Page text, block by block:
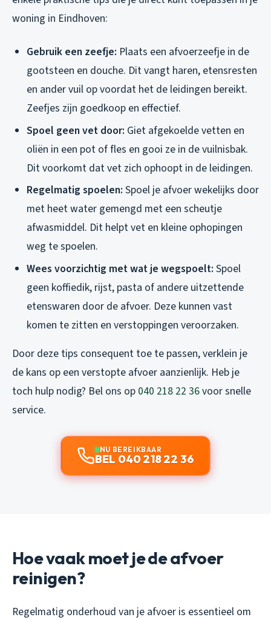
woning in Eindhoven:
Gebruik een zeefje: Plaats een afvoerzeefje in de
gootsteen en douche. Dit vangt haren, etensresten
en ander vuil op voordat het de leidingen bereikt.
Zeefjes zijn goedkoop en effectief.
Spoel geen vet door: Giet afgekoelde vetten en
oliën in een pot of fles en gooi ze in de vuilnisbak.
Dit voorkomt dat vet zich ophoopt in de leidingen.
Regelmatig spoelen: Spoel je afvoer wekelijks door
met heet water gemengd met een scheutje
afwasmiddel. Dit helpt vet en kleine ophopingen
weg te spoelen.
Wees voorzichtig met wat je wegspoelt: Spoel
geen koffiedik, rijst, pasta of andere uitzettende
etenswaren door de afvoer. Deze kunnen vast
komen te zitten en verstoppingen veroorzaken.
Door deze tips consequent toe te passen, verklein je
de kans op een verstopte afvoer aanzienlijk. Heb je
toch hulp nodig? Bel ons op 040 218 22 36voor snelle
service.
NU BEREIKBAAR
BEL 040 218 22 36
Hoe vaak moet je de afvoer
reinigen?
Regelmatig onderhoud van je afvoer is essentieel om